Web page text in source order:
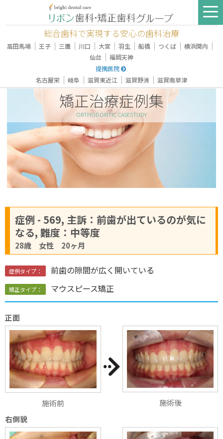
総合歯科で実現する安心の歯科治療
高田馬場 ｜ 王子 ｜ 三鷹 ｜ 川口 ｜ 大宮 ｜ 羽生 ｜ 船橋 ｜ つくば ｜ 横浜関内 ｜
仙台 ｜ 福岡天神
提携医院
名古屋栄 ｜ 岐阜 ｜ 滋賀東近江 ｜ 滋賀野洲 ｜ 滋賀南草津
矯正治療症例集
ORTHODONTIC CASESTUDY
症例 - 569, 主訴：前歯が出ているのが気に
なる, 難度：中等度
28歳 女性 20ヶ月
症例タイプ： 前歯の隙間が広く開いている
矯正タイプ： マウスピース矯正
正面
施術前
施術後
右側貌